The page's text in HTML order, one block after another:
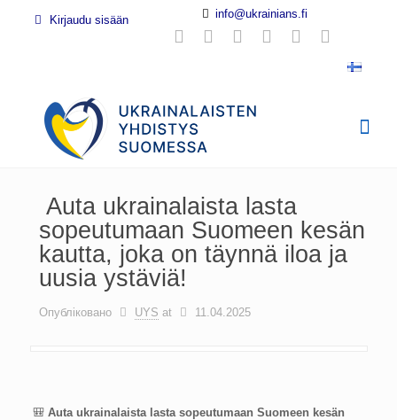
Kirjaudu sisään info@ukrainians.fi
Auta ukrainalaista lasta
sopeutumaan Suomeen kesän
kautta, joka on täynnä iloa ja
uusia ystäviä!
Опубліковано UYS at 11.04.2025
🎒Auta ukrainalaista lasta sopeutumaan Suomeen kesän